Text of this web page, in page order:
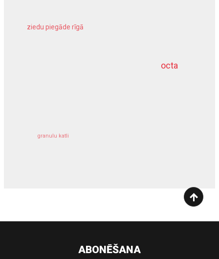
octa
ziedu piegāde rīgā
granulu katli
dziļurbums
ABONĒŠANA